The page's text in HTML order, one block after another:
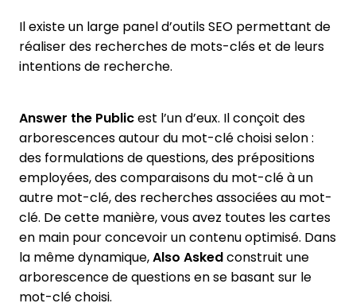
Il existe un large panel d’outils SEO permettant de
réaliser des recherches de mots-clés et de leurs
intentions de recherche.
Answer the Publicest l’un d’eux. Il conçoit des
arborescences autour du mot-clé choisi selon :
des formulations de questions, des prépositions
employées, des comparaisons du mot-clé à un
autre mot-clé, des recherches associées au mot-
clé. De cette manière, vous avez toutes les cartes
en main pour concevoir un contenu optimisé. Dans
la même dynamique,Also Askedconstruit une
arborescence de questions en se basant sur le
mot-clé choisi.